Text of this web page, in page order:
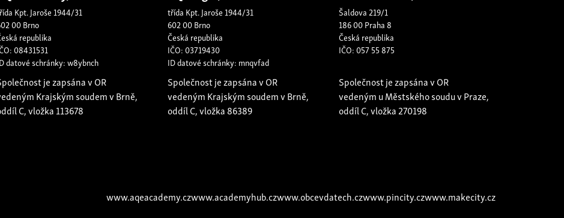
Kpt. Jaroše 1944/31
00 Brno
republika
08431531
datové schránky: w8ybnch
je zapsána v OR
Krajským soudem v Brně,
C, vložka 113678
třída Kpt. Jaroše 1944/31
602 00 Brno
Česká republika
IČO: 03719430
ID datové schránky: mnqvfad
Společnost je zapsána v OR
vedeným Krajským soudem v Brně,
oddíl C, vložka 86389
Šaldova 219/1
186 00 Praha 8
Česká republika
IČO: 057 55 875
Společnost je zapsána v OR
vedeným u Městského soudu v Praze,
oddíl C, vložka 270198
www.aqeacademy.czwww.academyhub.czwww.obcevdatech.czwww.pincity.czwww.makecity.cz